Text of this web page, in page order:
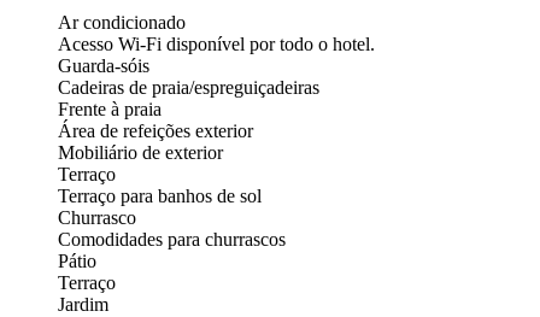
Ar condicionado
Acesso Wi-Fi disponível por todo o hotel.
Guarda-sóis
Cadeiras de praia/espreguiçadeiras
Frente à praia
Área de refeições exterior
Mobiliário de exterior
Terraço
Terraço para banhos de sol
Churrasco
Comodidades para churrascos
Pátio
Terraço
Jardim